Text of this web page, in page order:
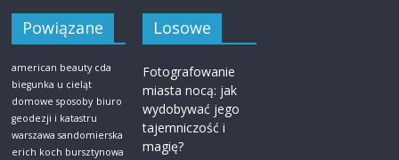
Powiązane
american beauty cda
biegunka u cieląt
domowe sposoby biuro
geodezji i katastru
warszawa sandomierska
erich koch bursztynowa
Losowe
Fotografowanie
miasta nocą: jak
wydobywać jego
tajemniczość i
magię?